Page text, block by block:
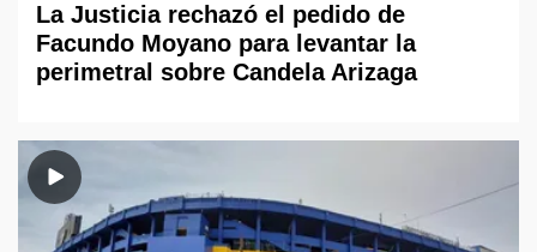
La Justicia rechazó el pedido de
Facundo Moyano para levantar la
perimetral sobre Candela Arizaga